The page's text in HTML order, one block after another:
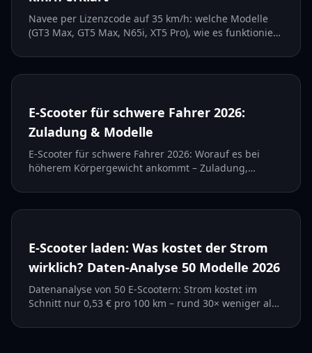
Navee per Lizenzcode auf 35 km/h: welche Modelle
(GT3 Max, GT5 Max, N65i, XT5 Pro), wie es funktioniert,
E-Scooter für schwere Fahrer 2026:
Zuladung & Modelle
E-Scooter für schwere Fahrer 2026: Worauf es bei
höherem Körpergewicht ankommt – Zuladung,
straßenzug...
E-Scooter laden: Was kostet der Strom
wirklich? Daten-Analyse 50 Modelle 2026
Datenanalyse von 50 E-Scootern: Strom kostet im
Schnitt nur 0,53 € pro 100 km – rund 30× weniger als